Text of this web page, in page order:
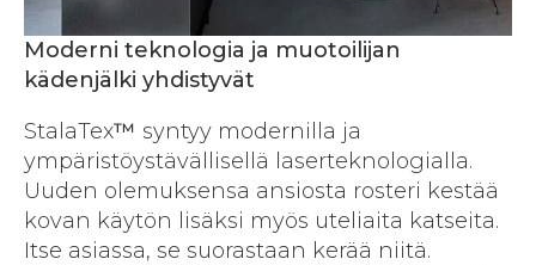
Moderni teknologia ja muotoilijan
kädenjälki yhdistyvät
StalaTex™ syntyy modernilla ja
ympäristöystävällisellä laserteknologialla.
Uuden olemuksensa ansiosta rosteri kestää
kovan käytön lisäksi myös uteliaita katseita.
Itse asiassa, se suorastaan kerää niitä.